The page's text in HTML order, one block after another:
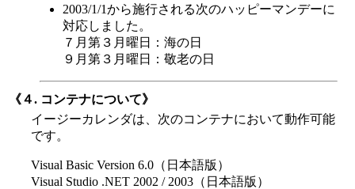
2003/1/1から施行される次のハッピーマンデーに
対応しました。
７月第３月曜日：海の日
９月第３月曜日：敬老の日
《４. コンテナについて》
イージーカレンダは、次のコンテナにおいて動作可能
です。
Visual Basic Version 6.0（日本語版）
Visual Studio .NET 2002 / 2003（日本語版）